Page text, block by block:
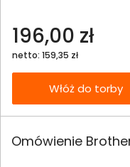
196,00 zł
netto: 159,35 zł
Włóż do torby
Omówienie